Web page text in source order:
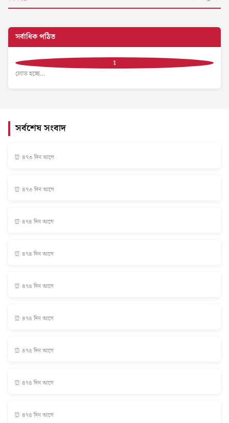
সর্বাধিক পঠিত
লোড হচ্ছে…
সর্বশেষ সংবাদ
⏰ ৪৭৩ দিন আগে
⏰ ৪৭৩ দিন আগে
⏰ ৪৭৪ দিন আগে
⏰ ৪৭৪ দিন আগে
⏰ ৪৭৫ দিন আগে
⏰ ৪৭৫ দিন আগে
⏰ ৪৭৫ দিন আগে
⏰ ৪৭৫ দিন আগে
⏰ ৪৭৫ দিন আগে